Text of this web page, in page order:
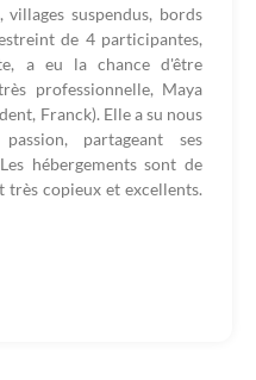
villages suspendus, bords
de 4 participantes,
a eu la chance d'être
professionnelle, Maya
Franck). Elle a su nous
partageant ses
hébergements sont de
très copieux et excellents.